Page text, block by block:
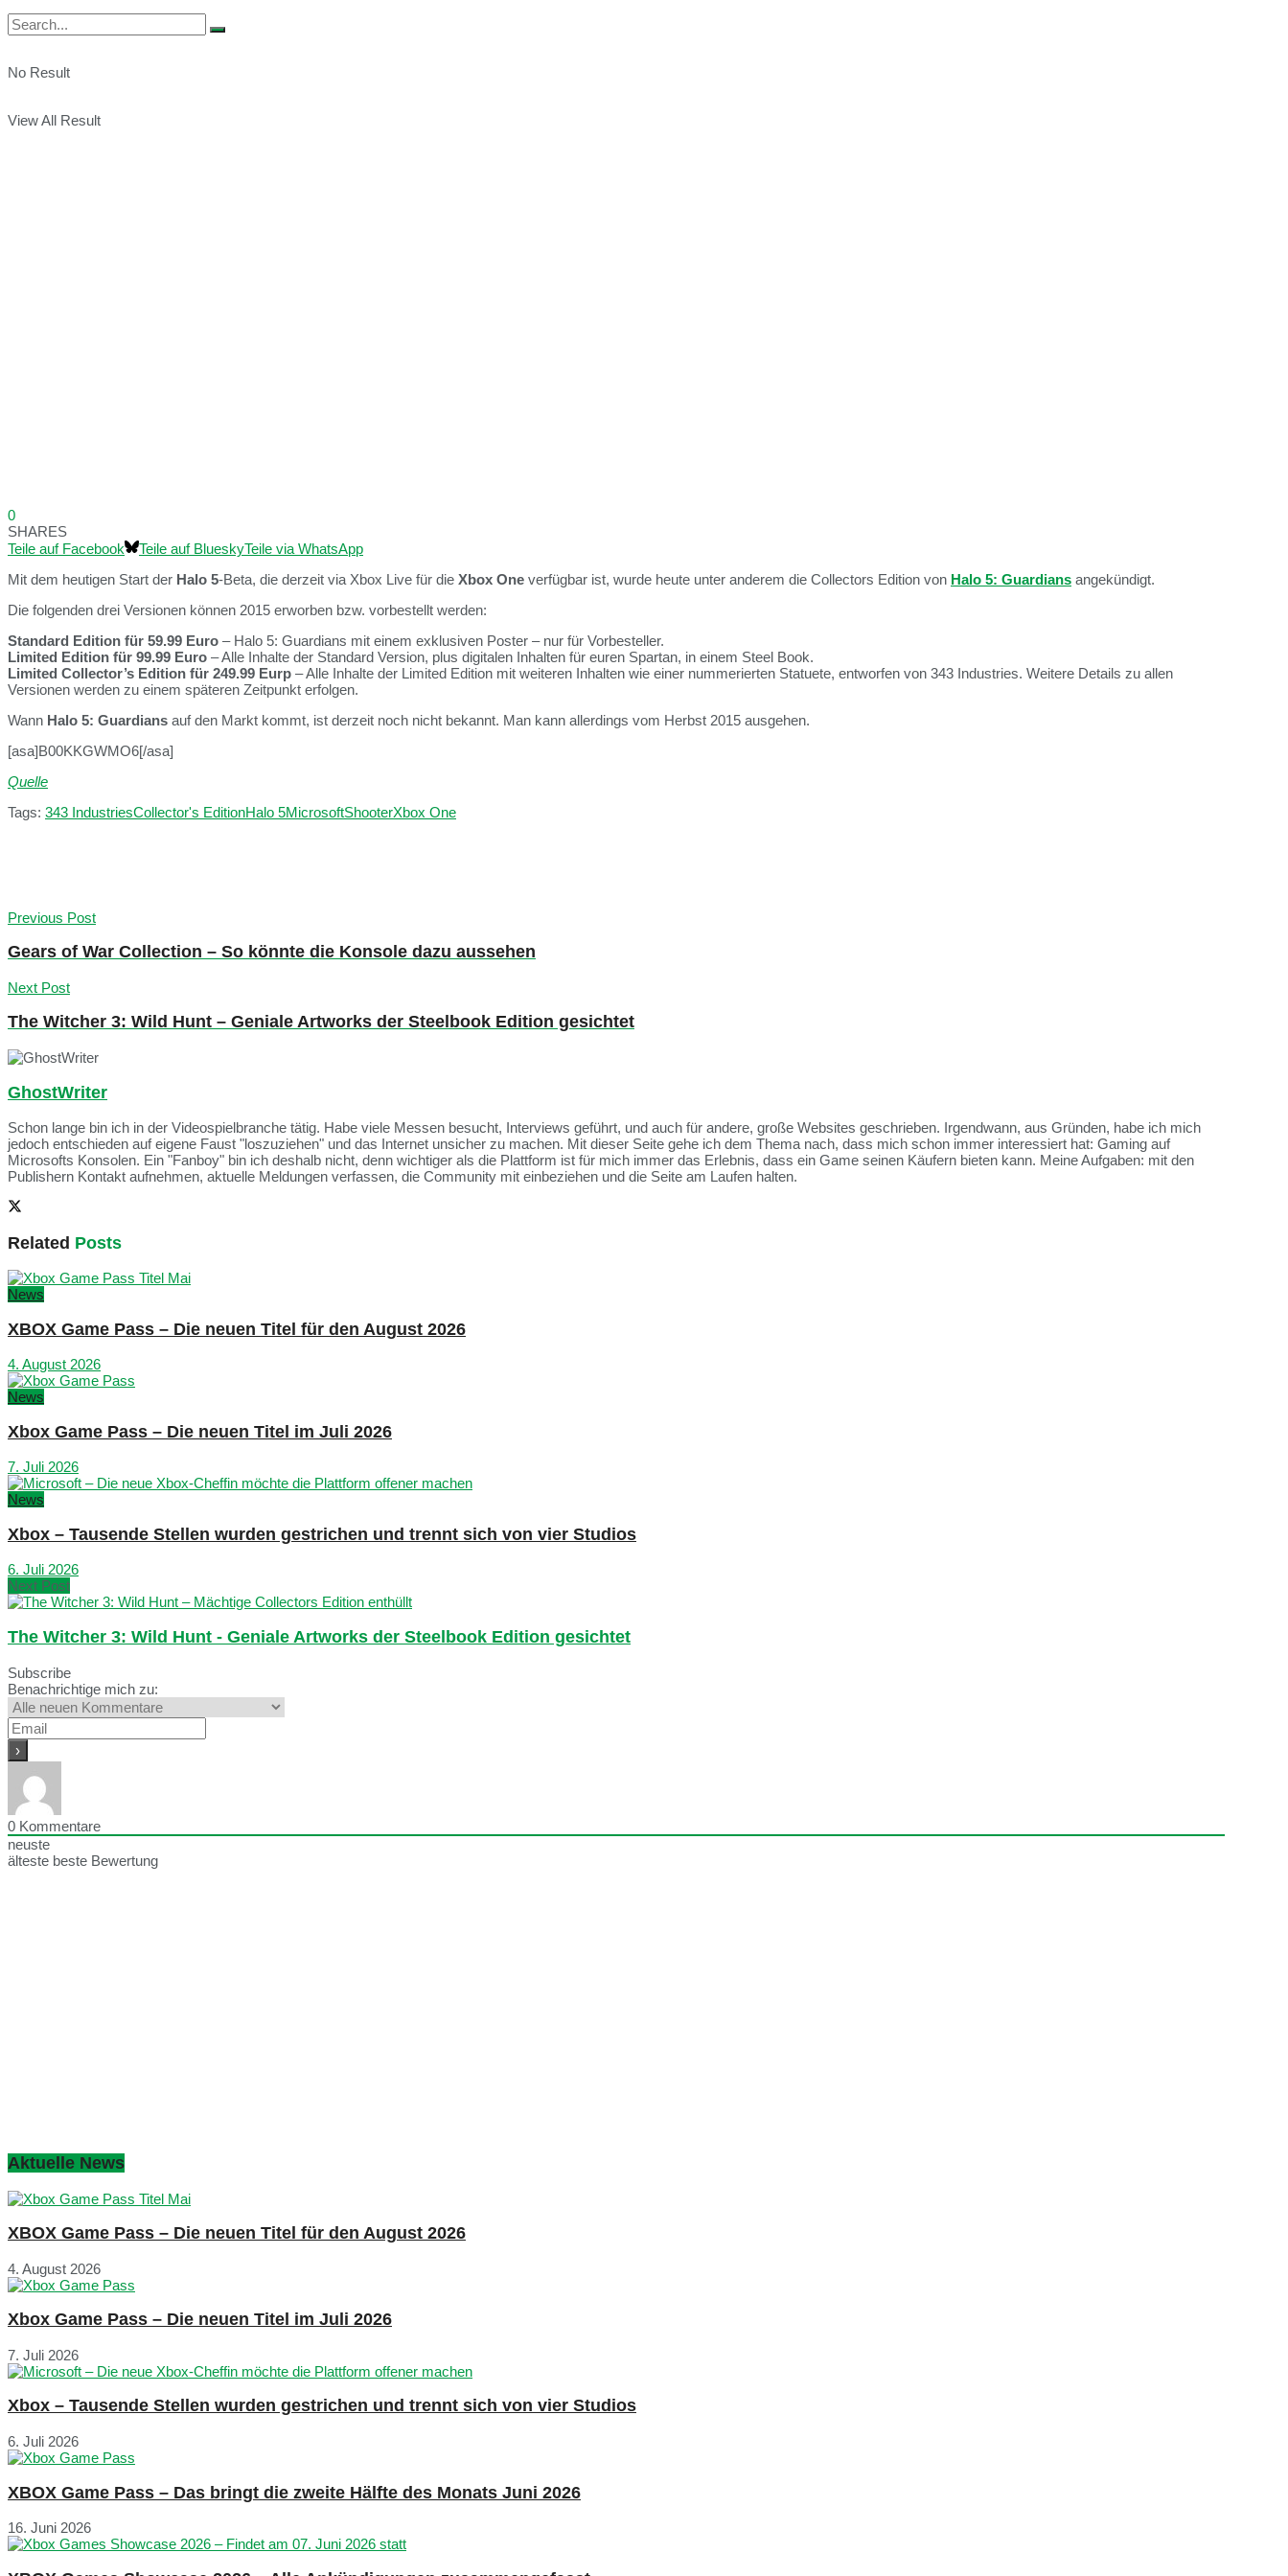
No Result
View All Result
0
SHARES
Teile auf Facebook
Teile auf BlueskyTeile via WhatsApp
Mit dem heutigen Start der Halo 5-Beta, die derzeit via Xbox Live für die Xbox One verfügbar ist, wurde heute unter anderem die Collectors Edition von Halo 5: Guardians angekündigt.
Die folgenden drei Versionen können 2015 erworben bzw. vorbestellt werden:
Standard Edition für 59.99 Euro – Halo 5: Guardians mit einem exklusiven Poster – nur für Vorbesteller.
Limited Edition für 99.99 Euro – Alle Inhalte der Standard Version, plus digitalen Inhalten für euren Spartan, in einem Steel Book.
Limited Collector’s Edition für 249.99 Eurp – Alle Inhalte der Limited Edition mit weiteren Inhalten wie einer nummerierten Statuete, entworfen von 343 Industries. Weitere Details zu allen
Versionen werden zu einem späteren Zeitpunkt erfolgen.
Wann Halo 5: Guardians auf den Markt kommt, ist derzeit noch nicht bekannt. Man kann allerdings vom Herbst 2015 ausgehen.
[asa]B00KKGWMO6[/asa]
Quelle
Tags: 343 IndustriesCollector's EditionHalo 5MicrosoftShooterXbox One
Previous Post
Gears of War Collection – So könnte die Konsole dazu aussehen
Next Post
The Witcher 3: Wild Hunt – Geniale Artworks der Steelbook Edition gesichtet
GhostWriter
Schon lange bin ich in der Videospielbranche tätig. Habe viele Messen besucht, Interviews geführt, und auch für andere, große Websites geschrieben. Irgendwann, aus Gründen, habe ich mich
jedoch entschieden auf eigene Faust "loszuziehen" und das Internet unsicher zu machen. Mit dieser Seite gehe ich dem Thema nach, dass mich schon immer interessiert hat: Gaming auf
Microsofts Konsolen. Ein "Fanboy" bin ich deshalb nicht, denn wichtiger als die Plattform ist für mich immer das Erlebnis, dass ein Game seinen Käufern bieten kann. Meine Aufgaben: mit den
Publishern Kontakt aufnehmen, aktuelle Meldungen verfassen, die Community mit einbeziehen und die Seite am Laufen halten.
Related Posts
News
XBOX Game Pass – Die neuen Titel für den August 2026
4. August 2026
News
Xbox Game Pass – Die neuen Titel im Juli 2026
7. Juli 2026
News
Xbox – Tausende Stellen wurden gestrichen und trennt sich von vier Studios
6. Juli 2026
Next Post
The Witcher 3: Wild Hunt - Geniale Artworks der Steelbook Edition gesichtet
Subscribe
Benachrichtige mich zu:
0 Kommentare
neuste
älteste beste Bewertung
Aktuelle News
XBOX Game Pass – Die neuen Titel für den August 2026
4. August 2026
Xbox Game Pass – Die neuen Titel im Juli 2026
7. Juli 2026
Xbox – Tausende Stellen wurden gestrichen und trennt sich von vier Studios
6. Juli 2026
XBOX Game Pass – Das bringt die zweite Hälfte des Monats Juni 2026
16. Juni 2026